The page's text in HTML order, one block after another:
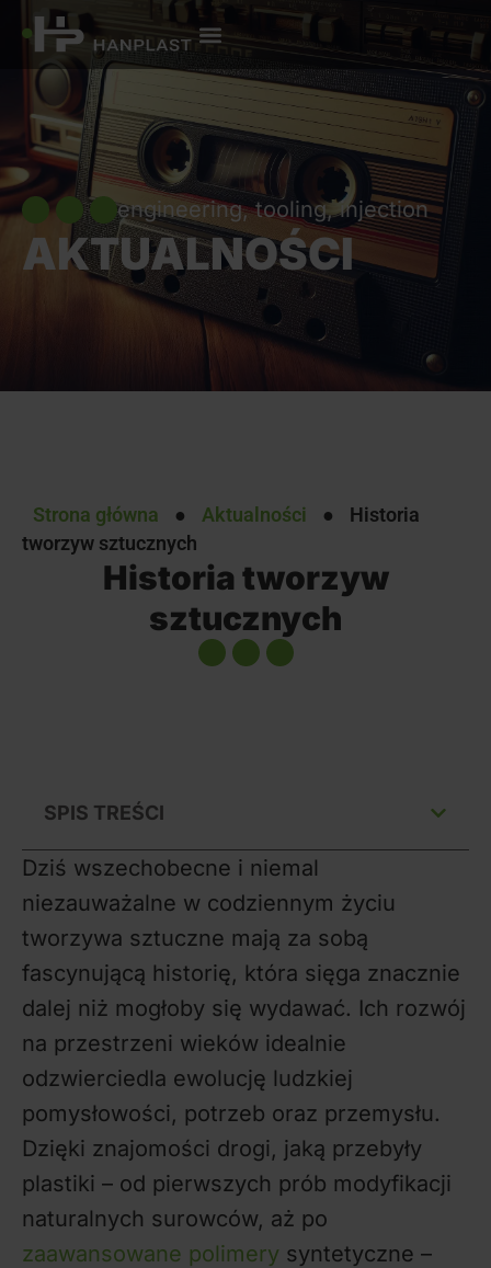
engineering, tooling, injection
AKTUALNOŚCI
Strona główna ● Aktualności ●
Historia
tworzyw sztucznych
Historia tworzyw
sztucznych
Dziś wszechobecne i niemal
niezauważalne w codziennym życiu
tworzywa sztuczne mają za sobą
fascynującą historię, która sięga znacznie
dalej niż mogłoby się wydawać. Ich rozwój
na przestrzeni wieków idealnie
odzwierciedla ewolucję ludzkiej
pomysłowości, potrzeb oraz przemysłu.
Dzięki znajomości drogi, jaką przebyły
plastiki – od pierwszych prób modyfikacji
naturalnych surowców, aż po
zaawansowane polimery syntetyczne –
SPIS TREŚCI